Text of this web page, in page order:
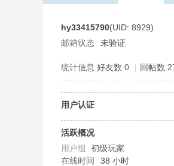
hy33415790(UID: 8929)
邮箱状态
未验证
统计信息 好友数 0 | 回帖数
用户认证
活跃概况
用户组 初级玩家
在线时间
38 小时